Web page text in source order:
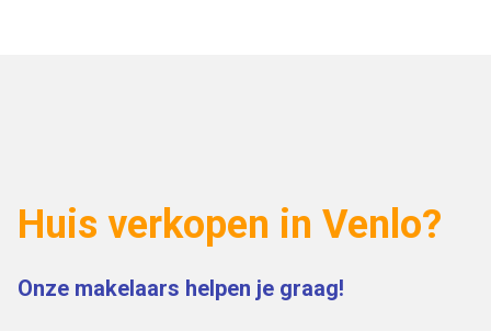
Huis verkopen in Venlo?
Onze makelaars helpen je graag!